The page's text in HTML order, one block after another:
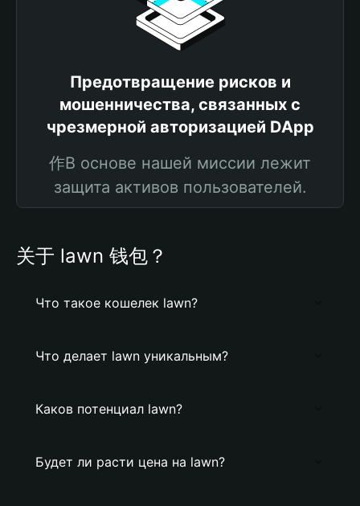
Предотвращение рисков и
мошенничества, связанных с
чрезмерной авторизацией DApp
作В основе нашей миссии лежит
защита активов пользователей.
关于 lawn 钱包？
Что такое кошелек lawn?
Что делает lawn уникальным?
Каков потенциал lawn?
Будет ли расти цена на lawn?